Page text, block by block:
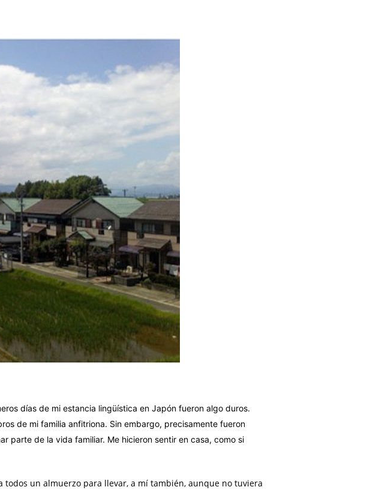
días de mi estancia lingüística en Japón fueron algo duros.
de mi familia anfitriona. Sin embargo, precisamente fueron
parte de la vida familiar. Me hicieron sentir en casa, como si
un almuerzo para llevar, a mí también, aunque no tuviera